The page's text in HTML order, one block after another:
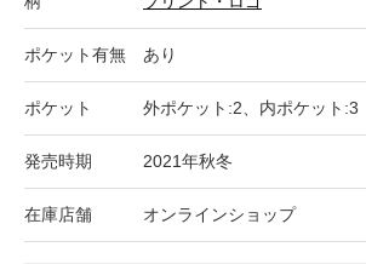
ポケット有無 あり
ポケット 外ポケット:2、内ポケット:3
発売時期 2021年秋冬
在庫店舗 オンラインショップ